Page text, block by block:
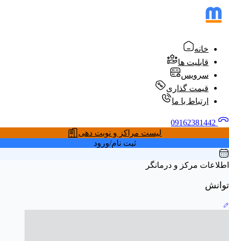
خانه
قابلیت ها
سرویس
قیمت گذاری
ارتباط با ما
لیست مراکز و نوبت دهی
ثبت نام/ورود
اطلاعات مرکز و درمانگر
توانش